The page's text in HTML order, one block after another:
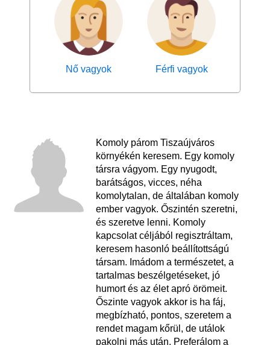
Nő vagyok Férfi vagyok
Komoly párom Tiszaújváros
környékén keresem. Egy komoly
társra vágyom. Egy nyugodt,
barátságos, vicces, néha
komolytalan, de általában komoly
ember vagyok. Őszintén szeretni,
és szeretve lenni. Komoly
kapcsolat céljából regisztráltam,
keresem hasonló beállítottságú
társam. Imádom a természetet, a
tartalmas beszélgetéseket, jó
humort és az élet apró örömeit.
Őszinte vagyok akkor is ha fáj,
megbízható, pontos, szeretem a
rendet magam kőrül, de utálok
pakolni más után. Preferálom a